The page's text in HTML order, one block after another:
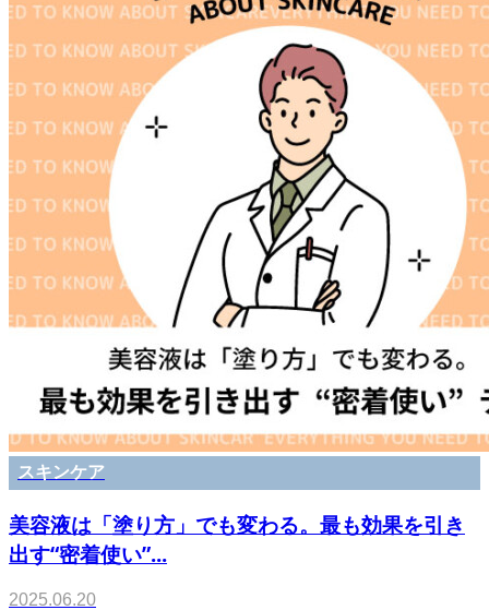
スキンケア
美容液は「塗り方」でも変わる。最も効果を引き
出す“密着使い”...
2025.06.20